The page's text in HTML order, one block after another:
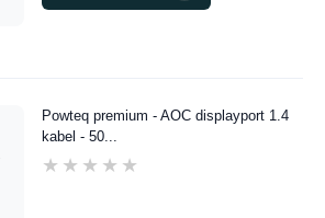
Powteq premium - AOC displayport 1.4
kabel - 50...
★★★★★
★★★★★